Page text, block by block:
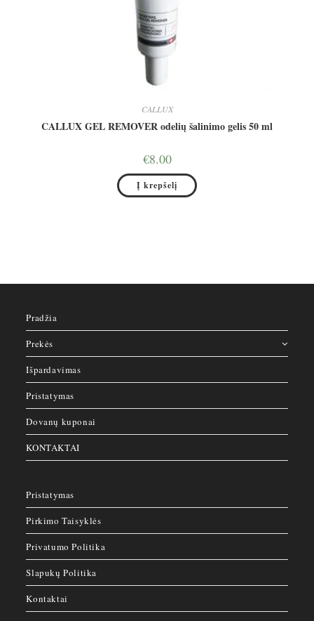
CALLUX
CALLUX GEL REMOVER odelių šalinimo gelis 50 ml
€8.00
Į krepšelį
Pradžia
Prekės
Išpardavimas
Pristatymas
Dovanų kuponai
KONTAKTAI
Pristatymas
Pirkimo Taisyklės
Privatumo Politika
Slapukų Politika
Kontaktai